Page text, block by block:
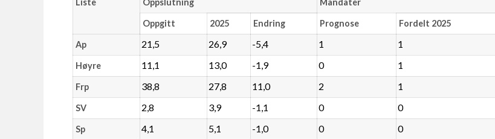
Oppgitt 2025 Endring Prognose Fordelt 2025
Ap 21,5 26,9 -5,4 1 1
Høyre 11,1 13,0 -1,9 0 1
Frp 38,8 27,8 11,0 2 1
SV 2,8 3,9 -1,1 0 0
Sp 4,1 5,1 -1,0 0 0